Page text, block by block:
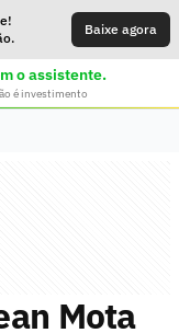
Baixe agora
o assistente.
é investimento
Mota